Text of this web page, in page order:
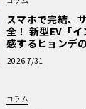
スマホで完結、
全！ 新型EV「
感するヒョンデ
【第1回・ヒョン
Why? Hyundai?
2026 7/31
コラム